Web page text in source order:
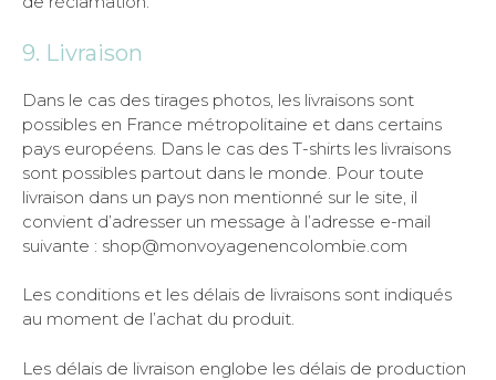
9. Livraison
Dans le cas des tirages photos, les livraisons sont
possibles en France métropolitaine et dans certains
pays européens. Dans le cas des T-shirts les livraisons
sont possibles partout dans le monde. Pour toute
livraison dans un pays non mentionné sur le site, il
convient d’adresser un message à l’adresse e-mail
suivante : shop@monvoyagenencolombie.com
Les conditions et les délais de livraisons sont indiqués
au moment de l’achat du produit.
Les délais de livraison englobe les délais de production